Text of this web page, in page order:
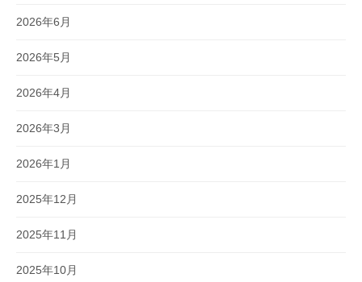
2026年6月
2026年5月
2026年4月
2026年3月
2026年1月
2025年12月
2025年11月
2025年10月